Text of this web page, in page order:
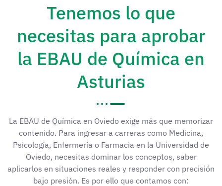
Tenemos lo que
necesitas para aprobar
la EBAU de Química en
Asturias
La EBAU de Química en Oviedo exige más que memorizar
contenido. Para ingresar a carreras como Medicina,
Psicología, Enfermería o Farmacia en la Universidad de
Oviedo, necesitas dominar los conceptos, saber
aplicarlos en situaciones reales y responder con precisión
bajo presión. Es por ello que contamos con: